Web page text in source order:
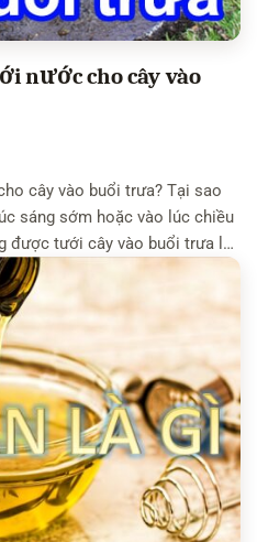
nước cho cây vào
cây vào buổi trưa? Tại sao
sáng sớm hoặc vào lúc chiều
được tưới cây vào buổi trưa lúc
Có thể bạn quan tâm: Tại